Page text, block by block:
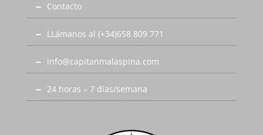
Contacto
LLámanos al (+34)658 809 771
info@capitanmalaspina.com
24 horas – 7 días/semana